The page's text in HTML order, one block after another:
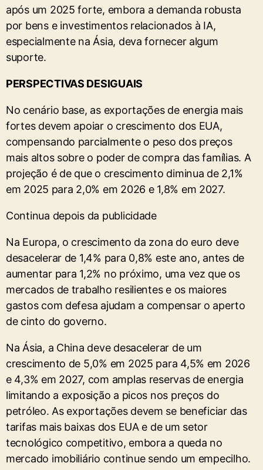
após um 2025 forte, embora a demanda robusta
por bens e investimentos relacionados à IA,
especialmente na Ásia, deva fornecer algum
suporte.
PERSPECTIVAS DESIGUAIS
No cenário base, as exportações de energia ⁠mais
fortes devem apoiar o crescimento dos ​EUA,
compensando parcialmente o peso ​dos preços
mais altos sobre o poder de compra das famílias. A
projeção é de que o crescimento diminua de 2,1%
em 2025 ⁠para 2,0% em 2026 e 1,8% em 2027.
Continua depois da publicidade
Na Europa, o ​crescimento da zona do euro deve
desacelerar de 1,4% para 0,8% este ano, antes de
aumentar para 1,2% no próximo, uma vez que os
mercados de trabalho resilientes e os maiores
gastos com defesa ajudam a compensar o aperto
de cinto do governo.
Na ​Ásia, a China deve desacelerar de um
crescimento de 5,0% em 2025 para 4,5% em 2026
e 4,3% em 2027, com amplas reservas de energia
limitando a exposição a picos nos ​preços do
petróleo. As exportações devem ⁠se beneficiar das
tarifas mais baixas dos EUA e de um setor
tecnológico competitivo, embora a queda no
mercado imobiliário continue sendo um empecilho.